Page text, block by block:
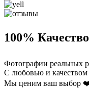
100%
Фотографии реальных
С любовью и
Мы ценим ваш выбор